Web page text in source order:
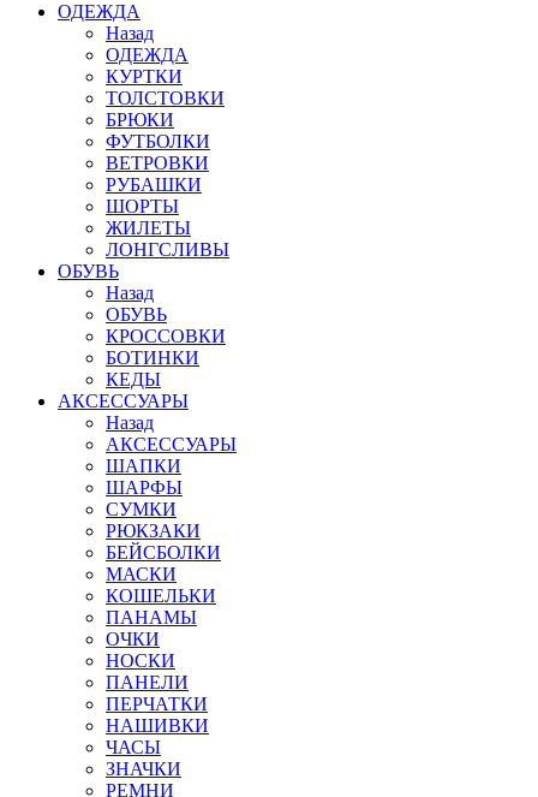
ОДЕЖДА
Назад
ОДЕЖДА
КУРТКИ
ТОЛСТОВКИ
БРЮКИ
ФУТБОЛКИ
ВЕТРОВКИ
РУБАШКИ
ШОРТЫ
ЖИЛЕТЫ
ЛОНГСЛИВЫ
ОБУВЬ
Назад
ОБУВЬ
КРОССОВКИ
БОТИНКИ
КЕДЫ
АКСЕССУАРЫ
Назад
АКСЕССУАРЫ
ШАПКИ
ШАРФЫ
СУМКИ
РЮКЗАКИ
БЕЙСБОЛКИ
МАСКИ
КОШЕЛЬКИ
ПАНАМЫ
ОЧКИ
НОСКИ
ПАНЕЛИ
ПЕРЧАТКИ
НАШИВКИ
ЧАСЫ
ЗНАЧКИ
РЕМНИ